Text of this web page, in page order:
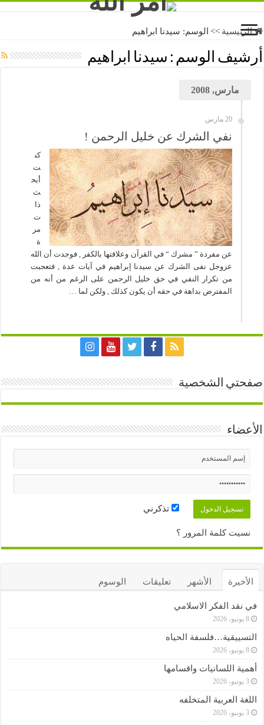
الرئيسية >> الوسم: سيدنا ابراهيم
أرشيف الوسم : سيدنا ابراهيم
مارس, 2008
20 مارس
نفي الشرك عن خليل الرحمن !
كن
ت
أبح
ث
ذا
ت
مر
ة
عن مفردة ” مشرك “ في القرآن وعلاقتها بالكفر , فوجدت أن الله
عزوجل نفى الشرك عن سيدنا إبراهيم في آيات عدة , فتعجبت
من تكرار النفي في حق خليل الرحمن على الرغم من أنه من
المفترض بداهة في حقه أن يكون كذلك , ولكن لما …
صفحتي الشخصية
الأعضاء
تذكرني
نسيت كلمة المرور ؟
الأخيرة الأشهر تعليقات الوسوم
في نقد الفكر الاسلامي
8 يونيو، 2026
التسييقية…فلسفة الحياه
8 يونيو، 2026
أهمية اللسانيات واقسامها
3 يونيو، 2026
اللغة العربية المتخلفه
3 يونيو، 2026